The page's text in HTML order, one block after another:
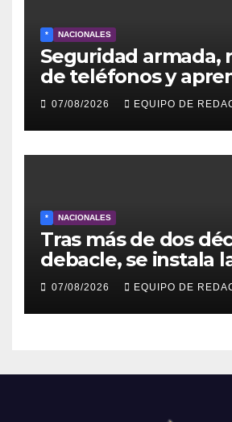
* NACIONALES
Seguridad armada,
de teléfonos y
prensa en el
diálogo venezolano
07/08/2026 EQUIPO DE
* NACIONALES
Tras más de dos
debacle, se instala
para el capítulo
diálogo venezolano
07/08/2026 EQUIPO DE